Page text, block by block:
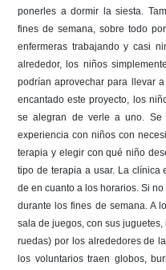
ponerles a dormir la siesta.
fines de semana, sobre todo
enfermeras trabajando y casi
alrededor, los niños
podrían aprovechar para llevar
encantado este proyecto, los
se alegran de verle a uno. Se
experiencia con niños con
terapia y elegir con qué niño
tipo de terapia a usar. La clínica
de en cuanto a los horarios. Si
durante los fines de semana. A
sala de juegos, con sus
ruedas) por los alrededores de
los voluntarios traen globos,